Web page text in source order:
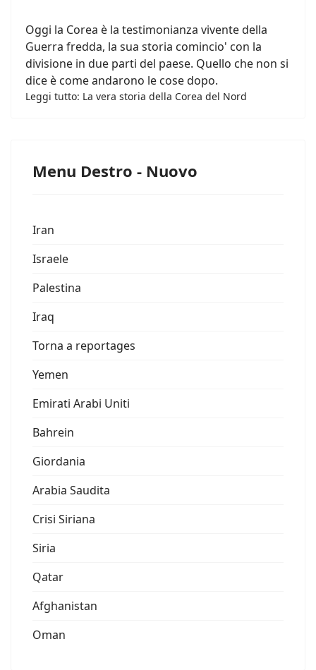
Oggi la Corea è la testimonianza vivente della
Guerra fredda, la sua storia comincio' con la
divisione in due parti del paese. Quello che non si
dice è come andarono le cose dopo.
Leggi tutto: La vera storia della Corea del Nord
Menu Destro - Nuovo
Iran
Israele
Palestina
Iraq
Torna a reportages
Yemen
Emirati Arabi Uniti
Bahrein
Giordania
Arabia Saudita
Crisi Siriana
Siria
Qatar
Afghanistan
Oman